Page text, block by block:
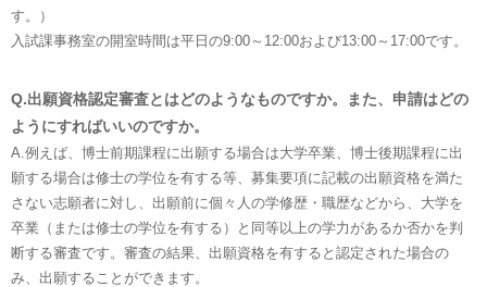
す。）
入試課事務室の開室時間は平日の9:00～12:00および13:00～17:00です。
Q.出願資格認定審査とはどのようなものですか。また、申請はどの
ようにすればいいのですか。
A.例えば、博士前期課程に出願する場合は大学卒業、博士後期課程に出
願する場合は修士の学位を有する等、募集要項に記載の出願資格を満た
さない志願者に対し、出願前に個々人の学修歴・職歴などから、大学を
卒業（または修士の学位を有する）と同等以上の学力があるか否かを判
断する審査です。審査の結果、出願資格を有すると認定された場合の
み、出願することができます。